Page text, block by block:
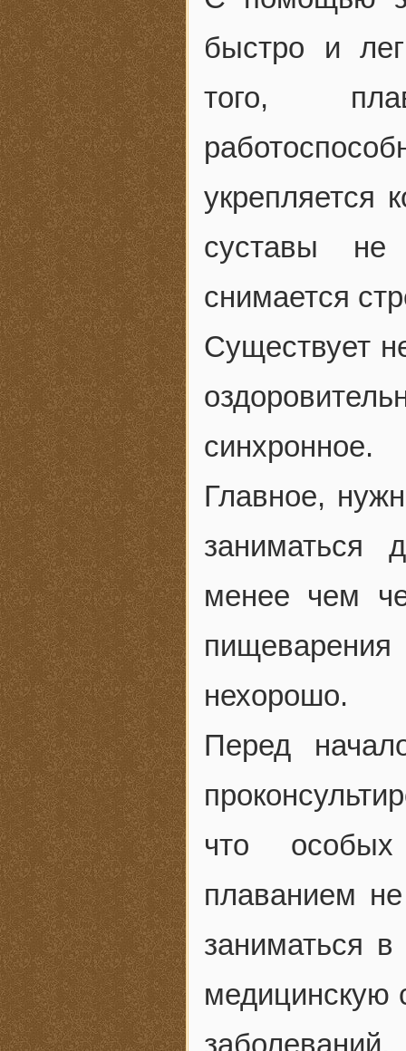
быстро и
того,
укрепляется
суставы не
снимается
Существует
синхронное.
Главное,
заниматься
менее чем
нехорошо.
Перед
что особых
плаванием
заниматься в
медицинскую
заболеваний.